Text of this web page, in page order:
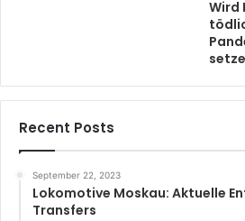
Wird
Recent Posts
September 22, 2023
Lokomotive Moskau: Aktuelle
Transfers